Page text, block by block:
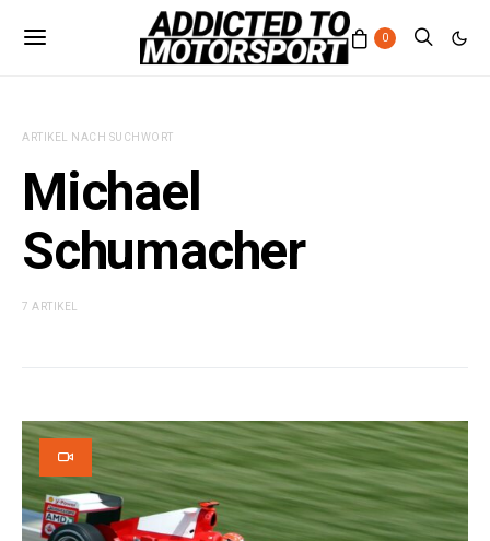
0
ARTIKEL NACH SUCHWORT
Michael
Schumacher
7 ARTIKEL